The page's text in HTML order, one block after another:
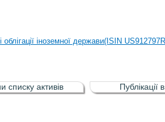
ринку (РФР) включена
іноземної держави(ISIN
внутрішніх державних позик
списку активів Публікації